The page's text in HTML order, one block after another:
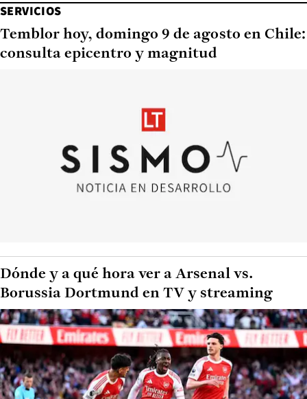
SERVICIOS
Temblor hoy, domingo 9 de agosto en Chile:
consulta epicentro y magnitud
Dónde y a qué hora ver a Arsenal vs.
Borussia Dortmund en TV y streaming